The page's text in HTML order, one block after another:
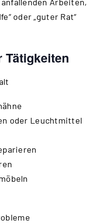
oder „guter Rat“
Tätigkeiten
oder Leuchtmittel